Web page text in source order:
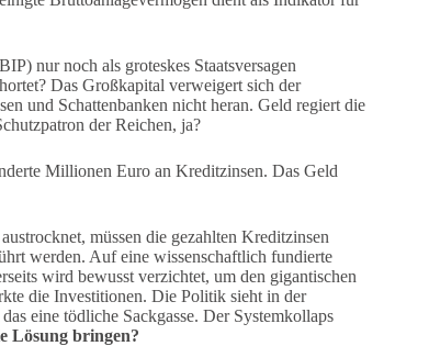
nur noch als groteskes Staatsversagen
Das Großkapital verweigert sich der
und Schattenbanken nicht heran. Geld regiert die
der Reichen, ja?
Millionen Euro an Kreditzinsen. Das Geld
müssen die gezahlten Kreditzinsen
werden. Auf eine wissenschaftlich fundierte
wird bewusst verzichtet, um den gigantischen
die Investitionen. Die Politik sieht in der
eine tödliche Sackgasse. Der Systemkollaps
Lösung bringen?